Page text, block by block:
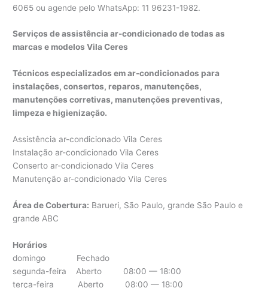
6065 ou agende pelo WhatsApp: 11 96231-1982.
Serviços de assistência ar-condicionado de todas as
marcas e modelos Vila Ceres
Técnicos especializados em ar-condicionados para
instalações, consertos, reparos, manutenções,
manutenções corretivas, manutenções preventivas,
limpeza e higienização.
Assistência ar-condicionado Vila Ceres
Instalação ar-condicionado Vila Ceres
Conserto ar-condicionado Vila Ceres
Manutenção ar-condicionado Vila Ceres
Área de Cobertura: Barueri, São Paulo, grande São Paulo e
grande ABC
Horários
domingo Fechado
segunda-feira Aberto 08:00 — 18:00
terça-feira Aberto 08:00 — 18:00